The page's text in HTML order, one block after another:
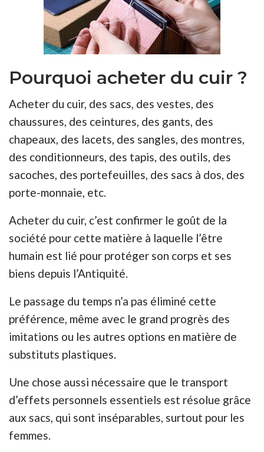
Pourquoi acheter du cuir ?
Acheter du cuir, des sacs, des vestes, des
chaussures, des ceintures, des gants, des
chapeaux, des lacets, des sangles, des montres,
des conditionneurs, des tapis, des outils, des
sacoches, des portefeuilles, des sacs à dos, des
porte-monnaie, etc.
Acheter du cuir, c’est confirmer le goût de la
société pour cette matière à laquelle l’être
humain est lié pour protéger son corps et ses
biens depuis l’Antiquité.
Le passage du temps n’a pas éliminé cette
préférence, même avec le grand progrès des
imitations ou les autres options en matière de
substituts plastiques.
Une chose aussi nécessaire que le transport
d’effets personnels essentiels est résolue grâce
aux sacs, qui sont inséparables, surtout pour les
femmes.